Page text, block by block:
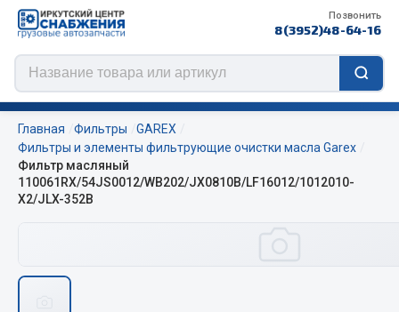
Позвонить
8(3952)48-64-16
Цепи противоскольжения
Главная Фильтры
GAREX
Фильтры и элементы фильтрующие очистки масла Garex
Фильтр масляный
110061RX/54JS0012/WB202/JX0810B/LF16012/1012010-
X2/JLX-352B